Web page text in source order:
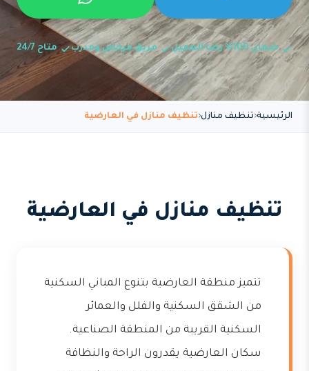
ضمان 100% رضا العميل فريق مرخص ومدرب متاح 24/7
الرئيسية تنظيف منازل تنظيف منازل في العارضية
تنظيف منازل في العارضية
تتميز منطقة العارضية بتنوع المباني السكنية
من الشقق السكنية والفلل والعمائر
السكنية القريبة من المنطقة الصناعية.
سكان العارضية يقدرون الراحة والنظافة